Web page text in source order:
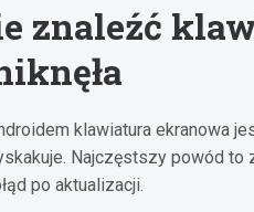
znaleźć
klawiatura ekranowa
Najczęstszy powód to
po aktualizacji.